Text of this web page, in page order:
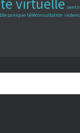
virtuelle
panique téléconsultation